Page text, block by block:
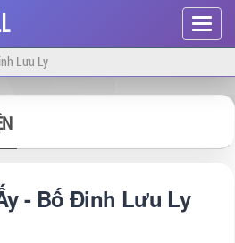
Hiện
menu
Lưu Ly
- Bố Đinh Lưu Ly